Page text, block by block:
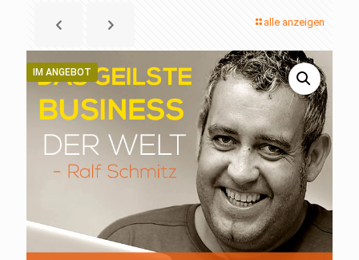
alle anzeigen
IM ANGEBOT